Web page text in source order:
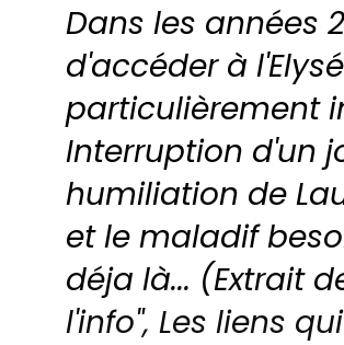
Dans les années
d'accéder à
particulièrement
Interruption d'un
humiliation de
et le maladif
déja là... (Extrait
l'info", Les liens